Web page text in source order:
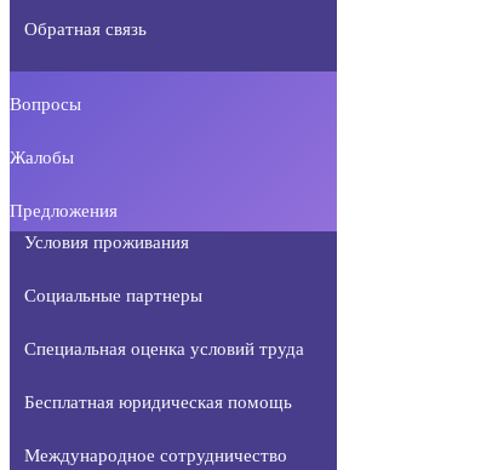
Обратная связь
Вопросы
Жалобы
Предложения
Условия проживания
Социальные партнеры
Специальная оценка условий труда
Бесплатная юридическая помощь
Международное сотрудничество